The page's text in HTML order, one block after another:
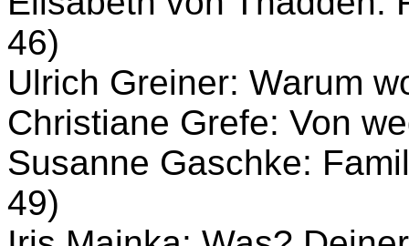
46)
Ulrich Greiner: Warum
Christiane Grefe: Von
Susanne Gaschke:
49)